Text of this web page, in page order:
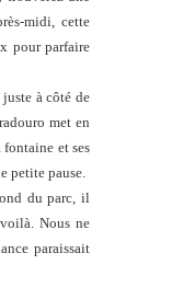
midi, cette
pour parfaire
à côté de
met en
fontaine et ses
petite pause.
du parc, il
Nous ne
paraissait